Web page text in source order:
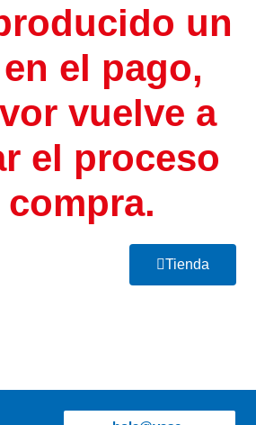
un
el pago,
vuelve a
el proceso
compra.
Tienda